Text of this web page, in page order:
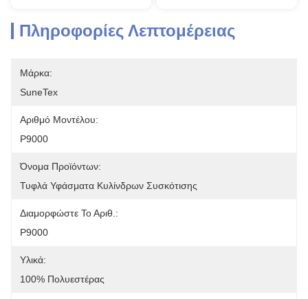
Πληροφορίες Λεπτομέρειας
Μάρκα:
SuneTex
Αριθμό Μοντέλου:
P9000
Όνομα Προϊόντων:
Τυφλά Υφάσματα Κυλίνδρων Συσκότισης
Διαμορφώστε Το Αριθ.:
P9000
Υλικά:
100% Πολυεστέρας